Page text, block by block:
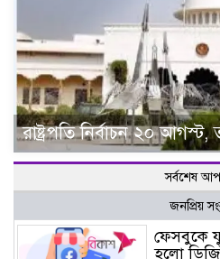
রাষ্ট্রপতি নির্বাচন ২০
সর্বশেষ
জনপ্রিয়
ফেসবুকে
হলো